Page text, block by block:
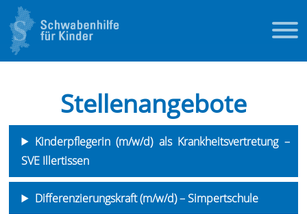
Stellenangebote
Kinderpflegerin (m/w/d) als Krankheitsvertretung –
SVE Illertissen
Differenzierungskraft (m/w/d) – Simpertschule